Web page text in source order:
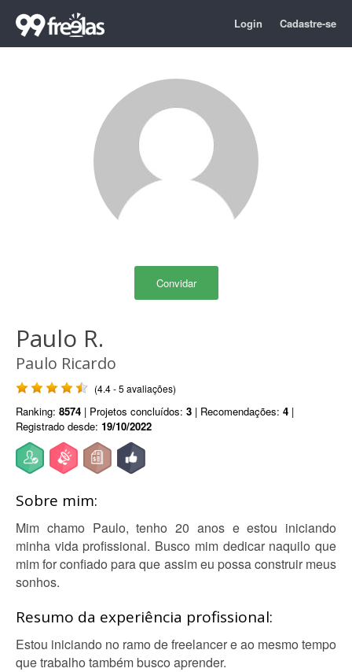
Login Cadastre-se
Convidar
Paulo R.
Paulo Ricardo
(4.4 - 5 avaliações)
Ranking: 8574 | Projetos concluídos: 3 | Recomendações: 4 |
Registrado desde: 19/10/2022
Sobre mim:
Mim chamo Paulo, tenho 20 anos e estou iniciando
minha vida profissional. Busco mim dedicar naquilo que
mim for confiado para que assim eu possa construir meus
sonhos.
Resumo da experiência profissional:
Estou iniciando no ramo de freelancer e ao mesmo tempo
que trabalho também busco aprender.